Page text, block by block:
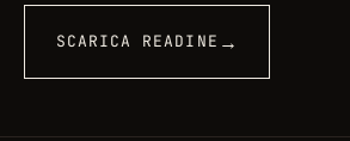
SCARICA READINE →